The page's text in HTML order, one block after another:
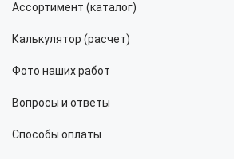
Ассортимент (каталог)
Калькулятор (расчет)
Фото наших работ
Вопросы и ответы
Способы оплаты